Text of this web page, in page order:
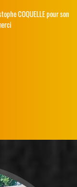
COQUELLE pour son